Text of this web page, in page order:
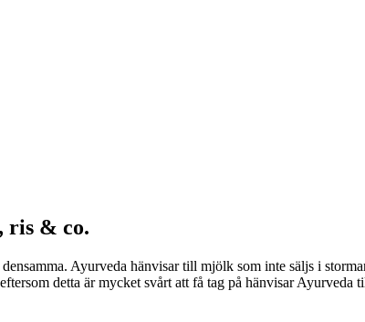
ris & co.
Ayurveda hänvisar till mjölk som inte säljs i
detta är mycket svårt att få tag på hänvisar